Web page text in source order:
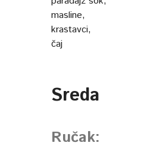
masline,
krastavci,
čaj
Sreda
Ručak: